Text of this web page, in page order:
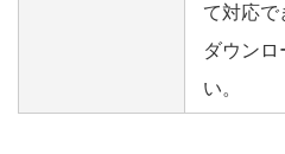
て対応で
ダウンロ
い。